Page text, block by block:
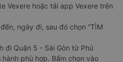
Vexere hoặc tải app Vexere trên
ngày đi, sau đó chọn “TÌM
đi Quận 5 - Sài Gòn từ Phú
phù hợp. Bấm chọn vào